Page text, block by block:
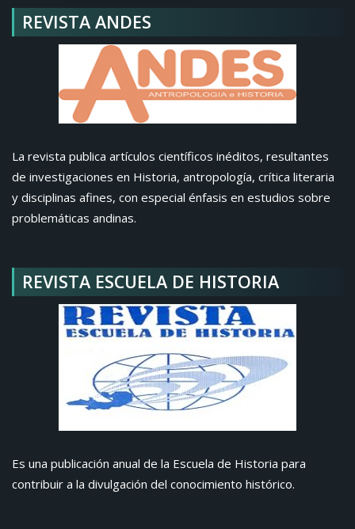
REVISTA ANDES
La revista publica artículos científicos inéditos, resultantes
de investigaciones en Historia, antropología, crítica literaria
y disciplinas afines, con especial énfasis en estudios sobre
problemáticas andinas.
REVISTA ESCUELA DE HISTORIA
Es una publicación anual de la Escuela de Historia para
contribuir a la divulgación del conocimiento histórico.